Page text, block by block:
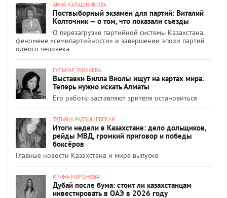
АННА КАЛАШНИКОВА
Поствыборный экзамен для партий: Виталий
Колточник — о том, что показали съезды
О перезагрузке партийной системы Казахстана,
феномене «семипартийности» и завершении эпохи партий
одного человека
ГУЛЬНАР ТАНКАЕВА
Выставки Билла Виолы ищут на картах мира.
Теперь нужно искать Алматы
Его работы заставляют зрителя остановиться
ТАТЬЯНА РАДЗИШЕВСКАЯ
Итоги недели в Казахстане: дело дольщиков,
рейды МВД, громкий приговор и победы
боксёров
Главные новости Казахстана и мира выпуске
ИРИНА МИРОНОВА
Дубай после бума: стоит ли казахстанцам
инвестировать в ОАЭ в 2026 году